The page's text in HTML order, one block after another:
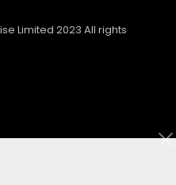
Limited 2023 All rights